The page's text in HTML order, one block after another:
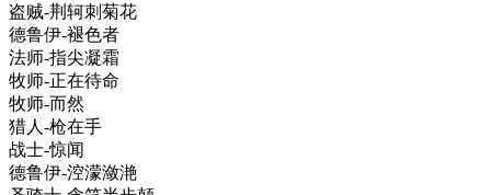
盗贼-荆轲刺菊花
德鲁伊-褪色者
法师-指尖凝霜
牧师-正在待命
牧师-而然
猎人-枪在手
战士-惊闻
德鲁伊-涳濛潋滟